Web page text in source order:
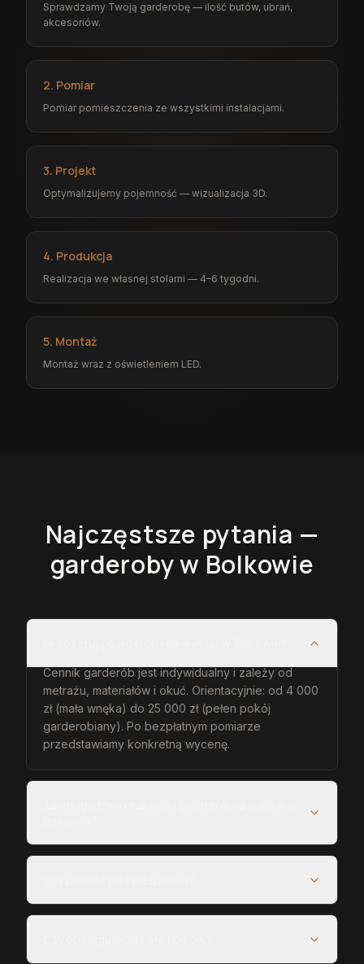
Sprawdzamy Twoją garderobę — ilość butów, ubrań,
akcesoriów.
2. Pomiar
Pomiar pomieszczenia ze wszystkimi instalacjami.
3. Projekt
Optymalizujemy pojemność — wizualizacja 3D.
4. Produkcja
Realizacja we własnej stolarni — 4–6 tygodni.
5. Montaż
Montaż wraz z oświetleniem LED.
Najczęstsze pytania —
garderobyw Bolkowie
Cennik garderób jest indywidualny i zależy od
metrażu, materiałów i okuć. Orientacyjnie: od 4 000
zł (mała wnęka) do 25 000 zł (pełen pokój
garderobiany). Po bezpłatnym pomiarze
przedstawiamy konkretną wycenę.